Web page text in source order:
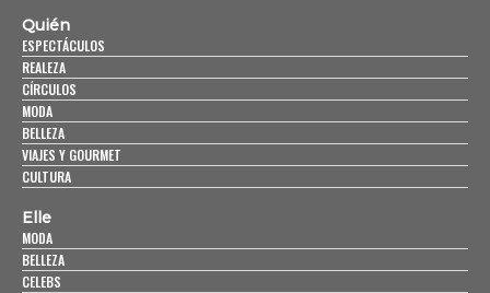
Quién
ESPECTÁCULOS
REALEZA
CÍRCULOS
MODA
BELLEZA
VIAJES Y GOURMET
CULTURA
Elle
MODA
BELLEZA
CELEBS